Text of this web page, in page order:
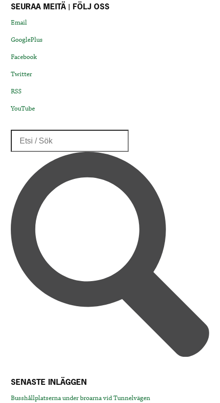
SEURAA MEITÄ | FÖLJ OSS
Email
GooglePlus
Facebook
Twitter
RSS
YouTube
SENASTE INLÄGGEN
Busshållplatserna under broarna vid Tunnelvägen